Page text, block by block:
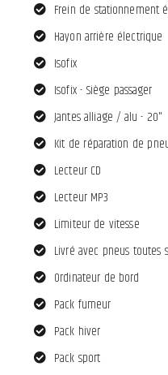
Frein de stationnement
Hayon arrière électrique
Isofix
Isofix - Siège passager
Jantes alliage / alu - 20"
Kit de réparation de
Lecteur CD
Lecteur MP3
Limiteur de vitesse
Livré avec pneus toutes
Ordinateur de bord
Pack fumeur
Pack hiver
Pack sport